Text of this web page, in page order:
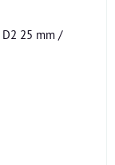
25 mm /